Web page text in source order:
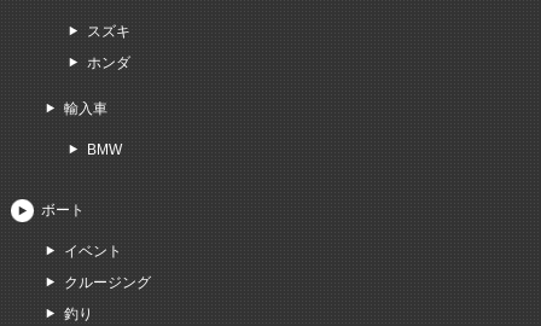
スズキ
ホンダ
輸入車
BMW
ボート
イベント
クルージング
釣り